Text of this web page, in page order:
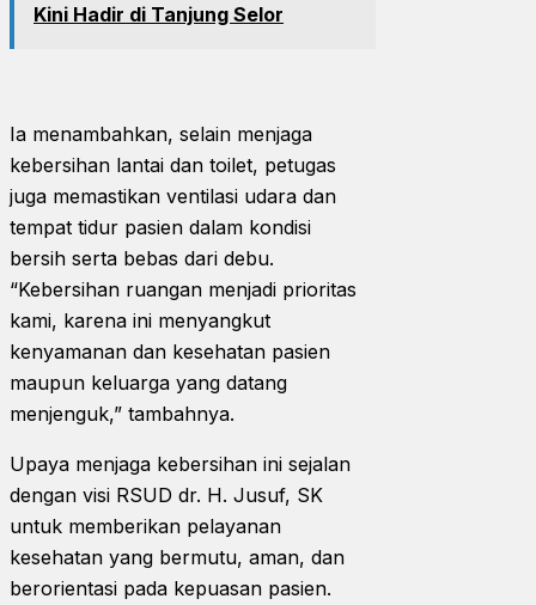
Kini Hadir di Tanjung Selor
Ia menambahkan, selain menjaga
kebersihan lantai dan toilet, petugas
juga memastikan ventilasi udara dan
tempat tidur pasien dalam kondisi
bersih serta bebas dari debu.
“Kebersihan ruangan menjadi prioritas
kami, karena ini menyangkut
kenyamanan dan kesehatan pasien
maupun keluarga yang datang
menjenguk,” tambahnya.
Upaya menjaga kebersihan ini sejalan
dengan visi RSUD dr. H. Jusuf, SK
untuk memberikan pelayanan
kesehatan yang bermutu, aman, dan
berorientasi pada kepuasan pasien.